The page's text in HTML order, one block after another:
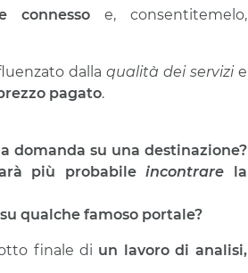
connesso e, consentitemelo,
dalla qualità dei servizie
pagato.
domanda su una destinazione?
più probabileincontrare la
qualche famoso portale?
finale di un lavoro di analisi,